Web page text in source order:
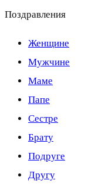
Поздравления
Женщине
Мужчине
Маме
Папе
Сестре
Брату
Подруге
Другу